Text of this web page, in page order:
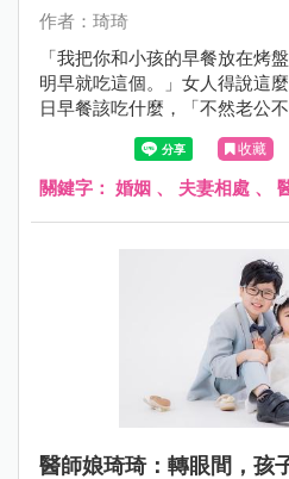
作者：琦琦
「我把你和小孩的早餐放在烤
明早就吃這個。」女人得說這
日早餐該吃什麼，「不然老公
消耗掉呀！」即使家裡的冰箱
冰箱」，老公最熟悉的依然只
收藏
關鍵字： 婚姻 、 夫妻相處 、
醫師娘琦琦：轉眼間，孩